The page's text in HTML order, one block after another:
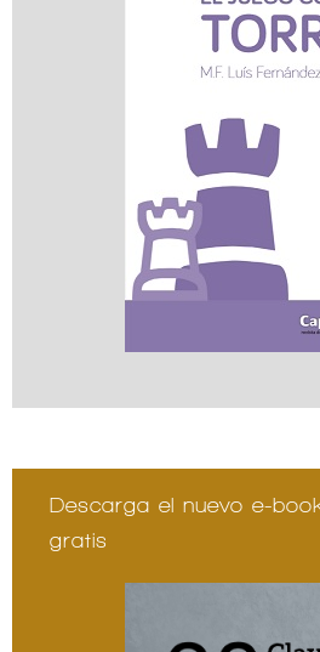
Descarga el nuevo e-
gratis